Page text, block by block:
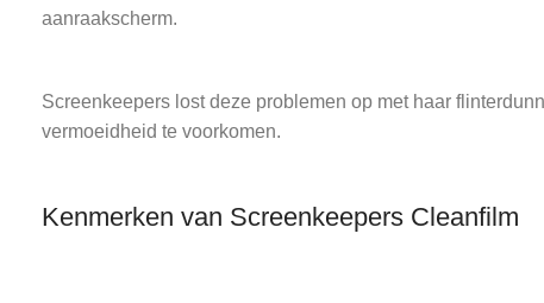
aanraakscherm.
Screenkeepers lost deze problemen op met haar
vermoeidheid te voorkomen.
Kenmerken van Screenkeepers Cleanfilm